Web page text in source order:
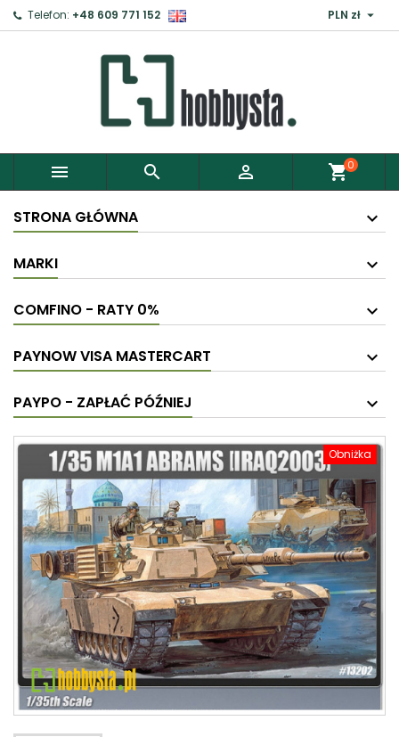
Telefon: +48 609 771 152 PLN zł 
   shopping_cart0
STRONA GŁÓWNA
MARKI
COMFINO - RATY 0%
PAYNOW VISA MASTERCART
PAYPO - ZAPŁAĆ PÓŹNIEJ
Obniżka